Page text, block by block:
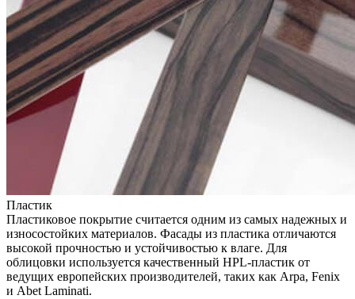
Пластик
Пластиковое покрытие считается одним из самых надежных и
износостойких материалов. Фасады из пластика отличаются
высокой прочностью и устойчивостью к влаге. Для
облицовки используется качественный HPL-пластик от
ведущих европейских производителей, таких как Arpa, Fenix
и Abet Laminati.